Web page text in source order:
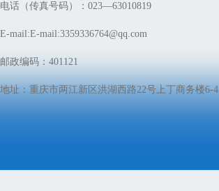
电话（传真号码）：023—63010819
E-mail:E-mail:3359336764@qq.com
邮政编码：401121
地址：重庆市两江新区洪湖西路22号上丁商务楼6-4